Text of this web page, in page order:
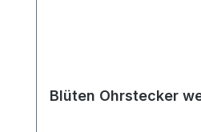
Blüten Ohrstecker